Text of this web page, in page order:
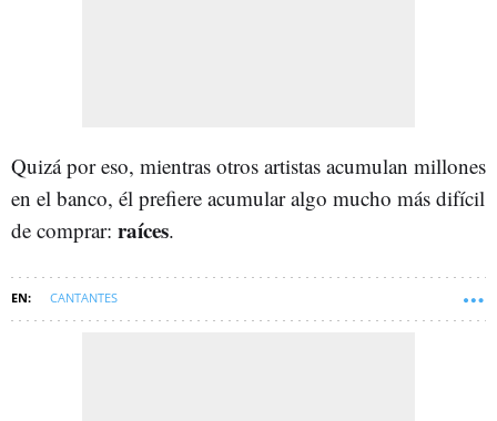
Quizá por eso, mientras otros artistas acumulan millones
en el banco, él prefiere acumular algo mucho más difícil
de comprar: raíces.
CANTANTES